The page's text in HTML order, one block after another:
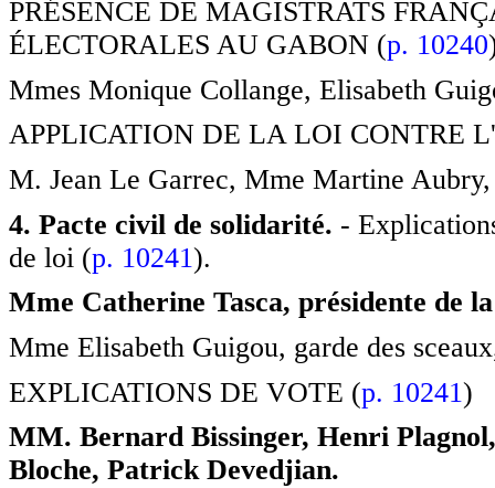
PRÉSENCE DE MAGISTRATS
ÉLECTORALES AU GABON (p. 10240
Mmes Monique Collange, Elisabeth
APPLICATION DE LA LOI CONTRE
M. Jean Le Garrec, Mme Martine
4. Pacte civil de solidarité. -
de loi (p. 10241).
Mme Catherine Tasca, présidente de
Mme Elisabeth Guigou, garde des
EXPLICATIONS DE VOTE (p. 10241)
MM. Bernard Bissinger, Henri
Bloche, Patrick Devedjian.